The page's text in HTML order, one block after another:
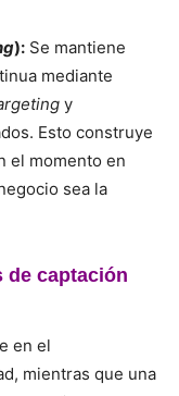
): Se mantiene
mediante
y
Esto construye
el momento en
sea la
de captación
en el
mientras que una